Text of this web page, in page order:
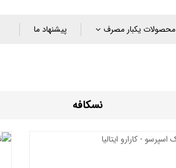
محصولات یکبار مصرف پیشنهاد ما
نسکافه